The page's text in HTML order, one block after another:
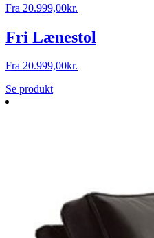
Fra 20.999,00kr.
Fri Lænestol
Fra 20.999,00kr.
Se produkt